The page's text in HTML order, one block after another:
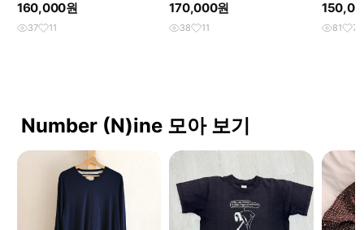
160,000원
37 11
backpack
170,000원
38 11 81 7
Number (N)ine 모아 보기